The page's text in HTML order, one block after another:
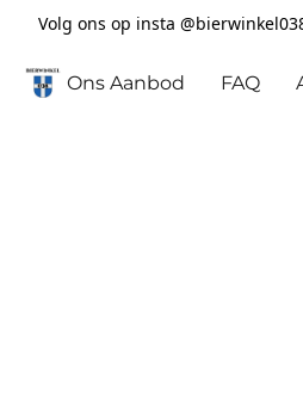
Volg ons op insta
Ons Aanbod FAQ